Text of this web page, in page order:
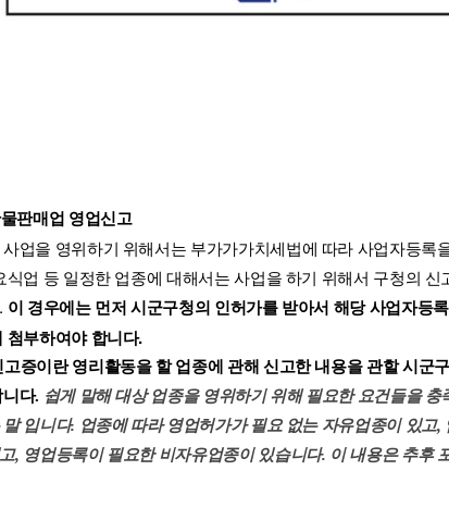
판매업 영업신고
사업을 영위하기 위해서는 부가가가치세법에 따라 사업자등록
식업 등 일정한 업종에 대해서는 사업을 하기 위해서 구청의 신
이 경우에는 먼저 시군구청의 인허가를 받아서 해당 사업자등
첨부하여야 합니다.
고증이란 영리활동을 할 업종에 관해 신고한 내용을 관할 시군
니다. 쉽게 말해 대상 업종을 영위하기 위해 필요한 요건들을 충
말 입니다. 업종에 따라 영업허가가 필요 없는 자유업종이 있고,
, 영업등록이 필요한 비자유업종이 있습니다. 이 내용은 추후